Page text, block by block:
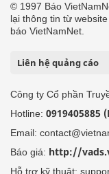
© 1997 Báo
lại thông tin từ
báo VietNamNet.
Liên hệ quảng cáo
Công ty Cổ phần
Hotline: 0919405885
Email:
Báo giá: http://
Hỗ trợ kỹ thuật: